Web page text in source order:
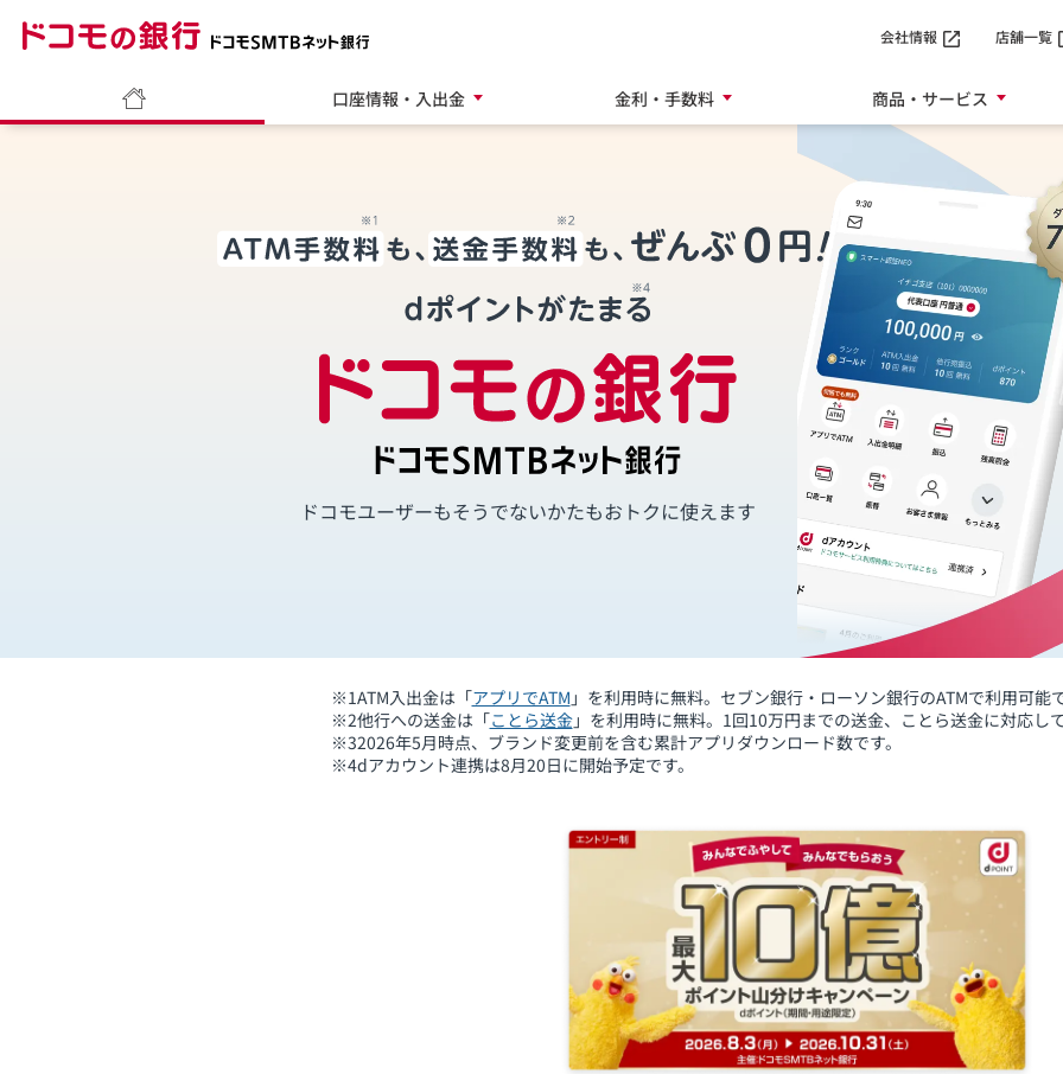
口座情報・入出金 金利・手数料 商品・サービス
会社情報 店舗一覧
ドコモユーザーもそうでないかたもおトクに使えます
※1ATM入出金は「アプリでATM 」を利用時に無料。セブン銀行・ローソン銀行のATMで利用可能
※2他行への送金は「ことら送金」を利用時に無料。1回10万円までの送金、ことら送金に対応し
※32026年5月時点、ブランド変更前を含む累計アプリダウンロード数です。
※4dアカウント連携は8月20日に開始予定です。